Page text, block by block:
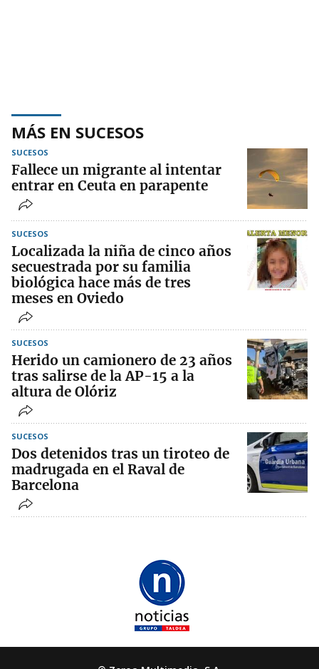
MÁS EN SUCESOS
SUCESOS
Fallece un migrante al intentar
entrar en Ceuta en parapente
SUCESOS
Localizada la niña de cinco años
secuestrada por su familia
biológica hace más de tres
meses en Oviedo
SUCESOS
Herido un camionero de 23 años
tras salirse de la AP-15 a la
altura de Olóriz
SUCESOS
Dos detenidos tras un tiroteo de
madrugada en el Raval de
Barcelona